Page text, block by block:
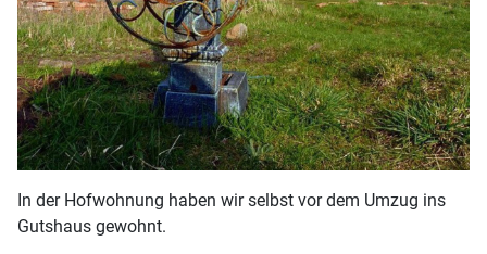
In der Hofwohnung haben wir selbst vor dem Umzug ins
Gutshaus gewohnt.